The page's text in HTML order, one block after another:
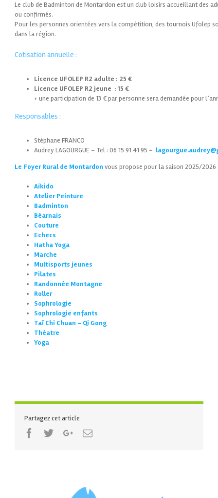
Le club de Badminton de Montardon est un club loisirs accueillant des
ou confirmés.
Pour les personnes orientées vers la compétition, des tournois Ufolep
dans la région.
Cotisation annuelle :
Licence UFOLEP R2 adulte : 25 €
Licence UFOLEP R2 jeune : 15 €
+ une participation de 13 € par personne sera demandée pour
Responsables :
Stéphane FRANCO
Audrey LAGOURGUE – Tel : 06 15 91 41 95 –
Le Foyer Rural de Montardon vous propose pour la saison 2025/2026
Aïkido
Atelier Peinture
Badminton
Béarnais
Couture
Echecs
Hatha Yoga
Marche
Multisports jeunes
Pilates
Randonnée Montagne
Roller
Sophrologie
Sophrologie enfants
Taï Chi Chuan – Qi Gong
Théatre
Yoga
Partagez cet article
Facebook
TwitterGoogle+Email